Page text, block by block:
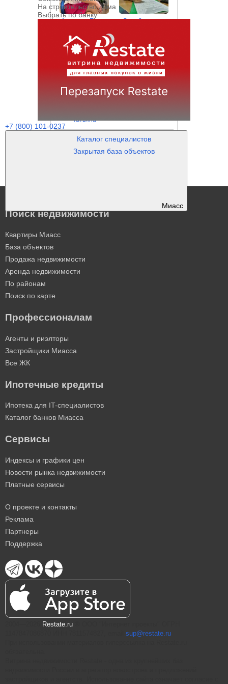
На строительство дома
Выбрать по банку
+7 (800) 101-0237
Миасс
Андречук Елена
Самойловская
Татьяна
Каталог специалистов
Закрытая база объектов
Поиск недвижимости
Квартиры Миасс
База объектов
Продажа недвижимости
Аренда недвижимости
По районам
Поиск по карте
Профессионалам
Агенты и риэлторы
Застройщики Миасса
Все ЖК
Ипотечные кредиты
Ипотека для IT-специалистов
Каталог банков Миасса
Сервисы
Индексы и графики цен
Новости рынка недвижимости
Платные сервисы
О проекте и контакты
Реклама
Партнеры
Поддержка
Restate.ru
sup@restate.ru